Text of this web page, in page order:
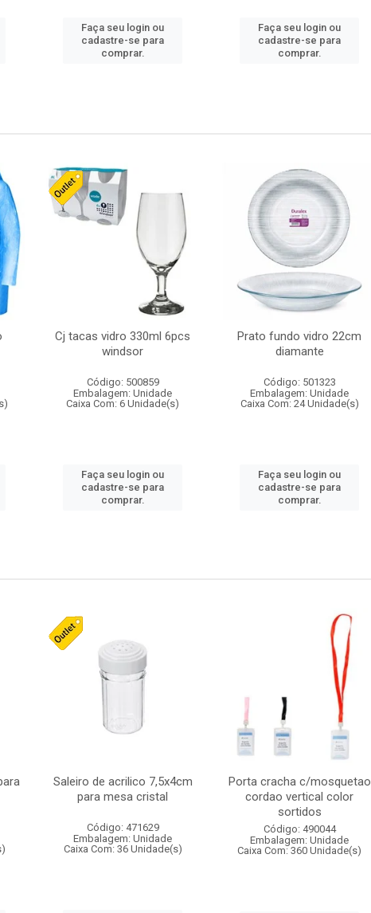
Faça seu login ou
cadastre-se para
comprar.
Faça seu login ou
cadastre-se para
comprar.
Cj tacas vidro 330ml 6pcs
windsor
Código: 500859
Embalagem: Unidade
Caixa Com: 6 Unidade(s)
Faça seu login ou
cadastre-se para
comprar.
Prato fundo vidro 22cm
diamante
Código: 501323
Embalagem: Unidade
Caixa Com: 24 Unidade(s)
Faça seu login ou
cadastre-se para
comprar.
Saleiro de acrilico 7,5x4cm
para mesa cristal
Código: 471629
Embalagem: Unidade
Caixa Com: 36 Unidade(s)
Porta cracha c/mosquetao
cordao vertical color
sortidos
Código: 490044
Embalagem: Unidade
Caixa Com: 360 Unidade(s)